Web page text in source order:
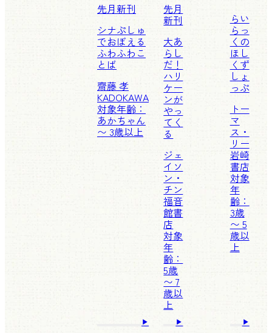
先月新刊
シナぷしゅ
でおぼえる
ふわふわこ
とば
齋藤 孝
KADOKAWA
対象年齢：
あかちゃん
〜 3歳以上
先月
新刊
大あ
らし
だ！
ハリ
ケー
ンが
やっ
てく
る
ジェ
イソ
ン・
チン
福音
館書
店
対象
年
齢：
5歳
〜 7
歳以
上
らい
らっ
くの
ほし
くず
しょ
っぷ
トー
マ
ス・
リー
岩崎
書店
対象
年
齢：
3歳
〜 5
歳以
上